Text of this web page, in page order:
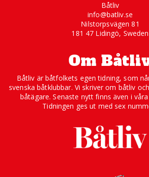
Båtliv
info@batliv.se
Nilstorpsvägen 81
181 47 Lidingö, Sweden
Om
Båtliv är båtfolkets egen tidning, som
svenska båtklubbar. Vi skriver om båtliv
båtägare. Senaste nytt finns även i
Tidningen ges ut med sex